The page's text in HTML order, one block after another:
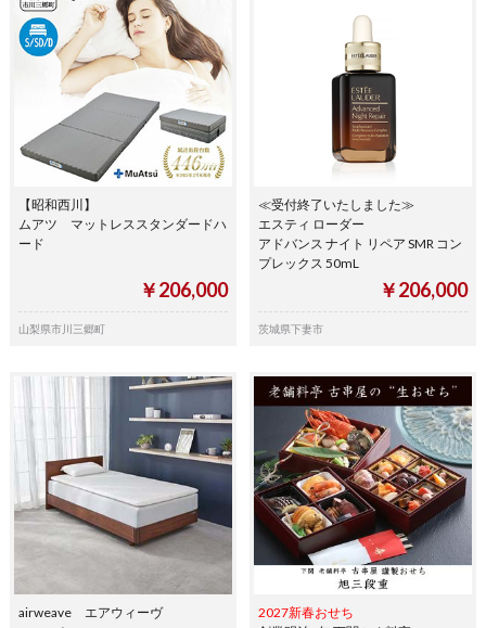
【昭和西川】
ムアツ マットレススタンダードハ
ード
￥206,000
山梨県市川三郷町
≪受付終了いたしました≫
エスティ ローダー
アドバンス ナイト リペア SMR コン
プレックス 50mL
￥206,000
茨城県下妻市
airweave エアウィーヴ
2027新春おせち